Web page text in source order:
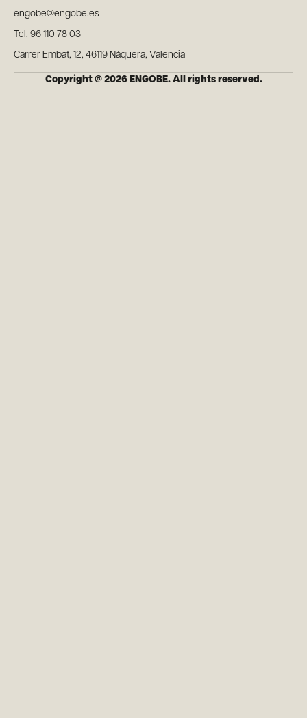
engobe@engobe.es
Tel. 96 110 78 03
Carrer Embat, 12, 46119 Nàquera, Valencia
Copyright @ 2026 ENGOBE. All rights reserved.